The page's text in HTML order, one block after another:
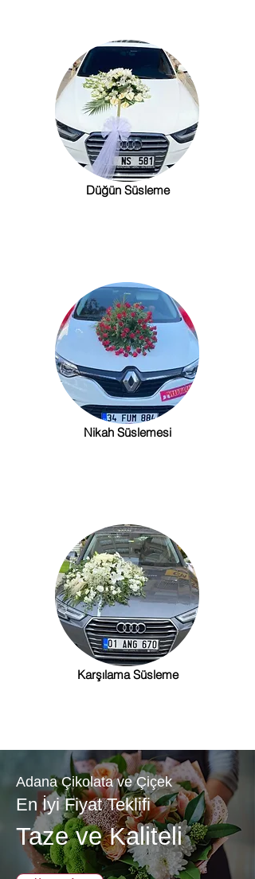
Düğün Süsleme
Nikah Süslemesi
Karşılama Süsleme
Adana Çikolata ve Çiçek
En İyi Fiyat Teklifi
Taze ve Kaliteli